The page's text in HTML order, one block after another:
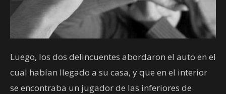
Luego, los dos delincuentes abordaron el auto en el
cual habían llegado a su casa, y que en el interior
se encontraba un jugador de las inferiores de